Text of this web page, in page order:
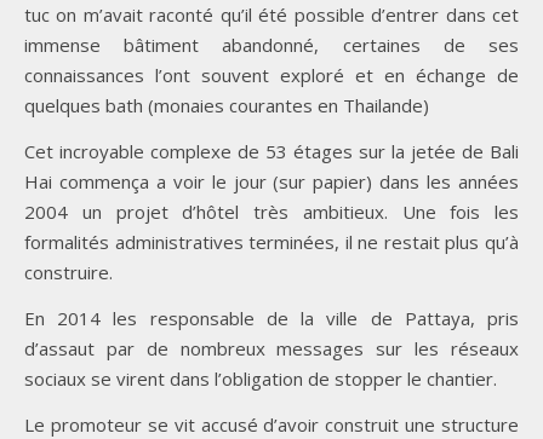
tuc on m’avait raconté qu’il été possible d’entrer dans cet
immense bâtiment abandonné, certaines de ses
connaissances l’ont souvent exploré et en échange de
quelques bath (monaies courantes en Thailande)
Cet incroyable complexe de 53 étages sur la jetée de Bali
Hai commença a voir le jour (sur papier) dans les années
2004 un projet d’hôtel très ambitieux. Une fois les
formalités administratives terminées, il ne restait plus qu’à
construire.
En 2014 les responsable de la ville de Pattaya, pris
d’assaut par de nombreux messages sur les réseaux
sociaux se virent dans l’obligation de stopper le chantier.
Le promoteur se vit accusé d’avoir construit une structure